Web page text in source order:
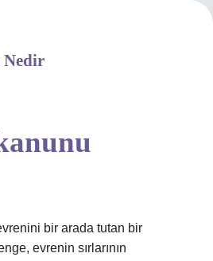
Nedir
bir arada tutan bir
evrenin sırlarının